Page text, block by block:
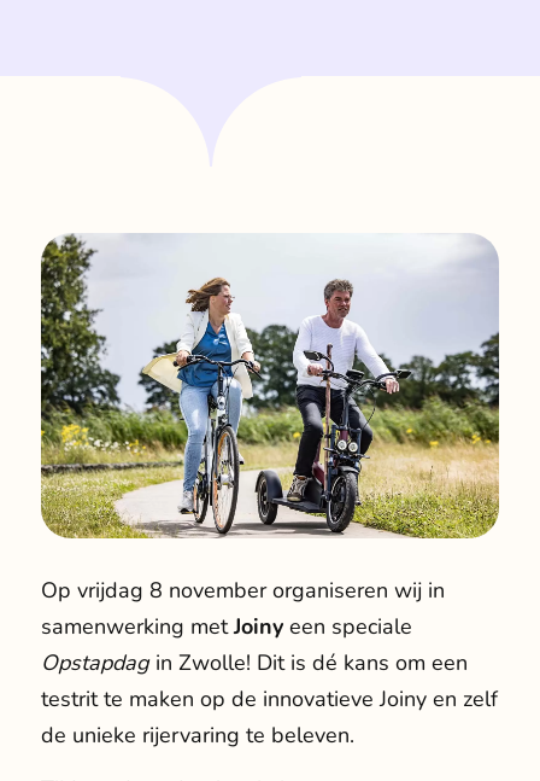
Bezoek
Bekijk
Op vrijdag 8 november organiseren wij in
samenwerking metJoinyeen speciale
Opstapdagin Zwolle! Dit is dé kans om een
testrit te maken op de innovatieve Joiny en zelf
de unieke rijervaring te beleven.